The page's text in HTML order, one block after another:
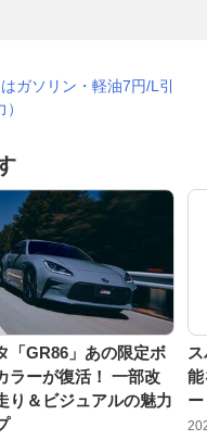
ガソリン・軽油7円/L引
「GR86」あの限定ボ
ラーが復活！ 一部改
り＆ビジュアルの魅力
能